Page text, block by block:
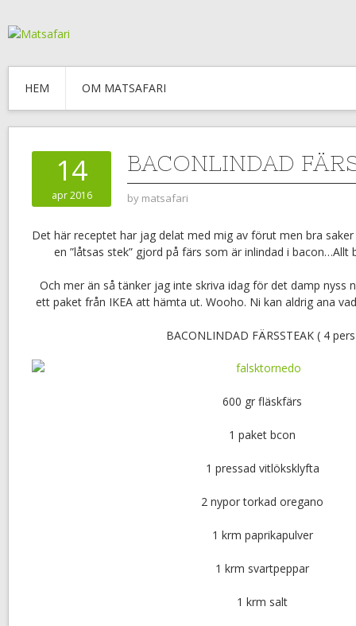
HEM OM MATSAFARI
14
apr 2016
BACONLINDAD
by matsafari
Det här receptet har jag delat med mig av förut men bra
en ”låtsas stek” gjord på färs som är inlindad i bacon…Allt
Och mer än så tänker jag inte skriva idag för det damp nyss
ett paket från IKEA att hämta ut. Wooho. Ni kan aldrig ana
BACONLINDAD FÄRSSTEAK ( 4
600 gr fläskfärs
1 paket bcon
1 pressad vitlöksklyfta
2 nypor torkad oregano
1 krm paprikapulver
1 krm svartpeppar
1 krm salt